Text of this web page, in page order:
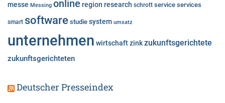
messe Messing online region research schrott service services
smart software studie system umsatz
unternehmen wirtschaftzinkzukunftsgerichtete
zukunftsgerichteten
Deutscher Presseindex